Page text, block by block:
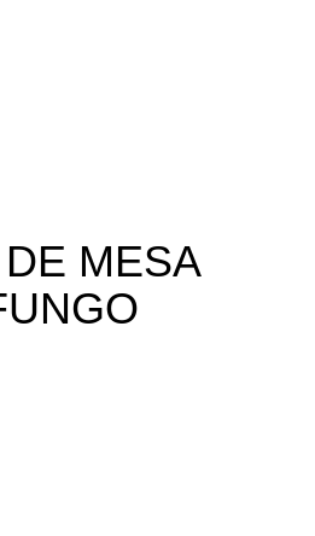
MESA